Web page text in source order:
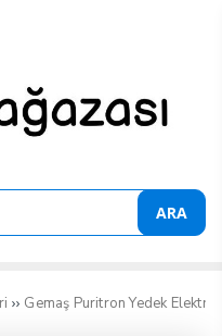
ARA
›› Gemaş Puritron Yedek